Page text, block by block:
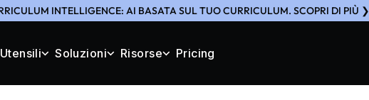
INTELLIGENCE: AI BASATA SUL TUO CURRICULUM. SCOPRI DI PIÙ ❯
Utensili Soluzioni Risorse Pricing